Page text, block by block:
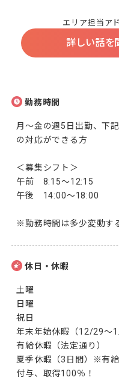
エリア担当ア
詳しい話を
勤務時間
月～金の週5日出勤、下
の対応ができる方
＜募集シフト＞
午前　8:15～12:15
午後　14:00～18:00
※勤務時間は多少変動す
休日・休暇
土曜
日曜
祝日
年末年始休暇（12/29～
有給休暇（法定通り）
夏季休暇（3日間）※有
付与、取得100％！